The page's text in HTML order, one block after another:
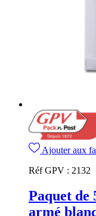
Ajouter aux
Réf GPV : 2132
Paquet de
armé